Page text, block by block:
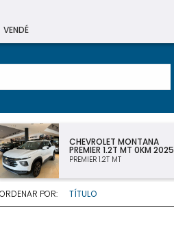
VENDÉ
CHEVROLET MONTANA
PREMIER 1.2T MT 0KM 2025
PREMIER 1.2T MT
ORDENAR POR: